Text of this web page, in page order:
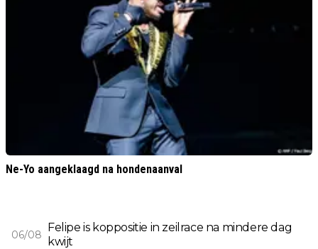
Ne-Yo aangeklaagd na hondenaanval
06/08
Felipe is koppositie in zeilrace na mindere dag
kwijt